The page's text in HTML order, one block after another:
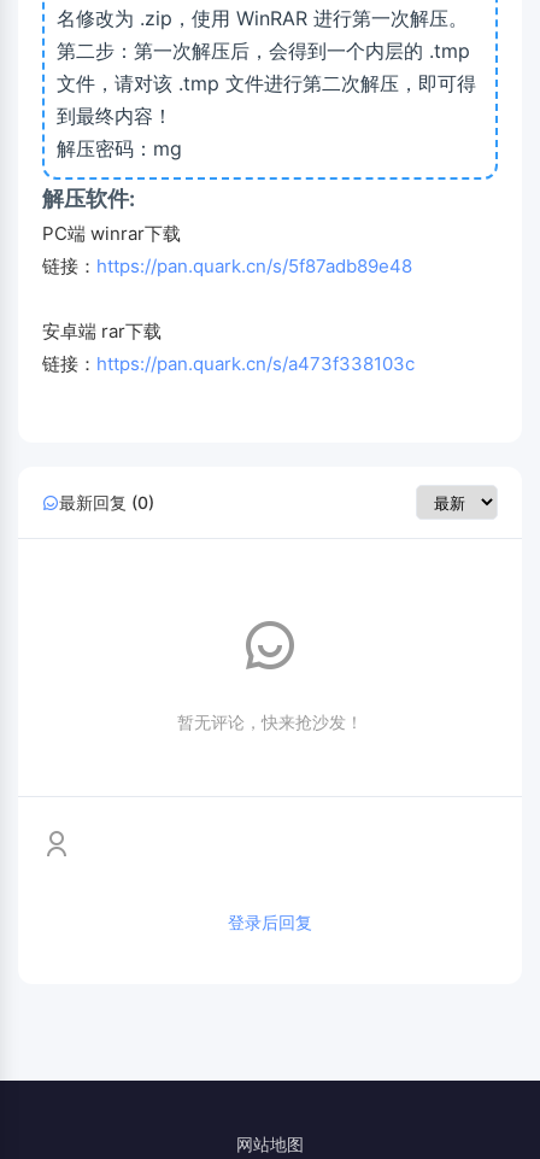
名修改为 .zip，使用 WinRAR 进行第一次解压。
第二步：第一次解压后，会得到一个内层的 .tmp
文件，请对该 .tmp 文件进行第二次解压，即可得
到最终内容！
解压密码：mg
解压软件:
PC端 winrar下载
链接： https://pan.quark.cn/s/5f87adb89e48
安卓端 rar下载
链接： https://pan.quark.cn/s/a473f338103c
最新回复 (0)
暂无评论，快来抢沙发！
登录后回复
网站地图